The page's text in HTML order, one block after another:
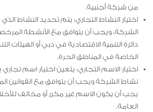
من شركة أجنبية.
اختيار النشاط التجاري: يتم تحديد النشاط
الشركة، ويجب أن يتوافق مع الأنشطة
دائرة التنمية الاقتصادية في دبي أو الهيئات
الخاصة في المناطق الحرة.
اختيار الاسم التجاري: يتعين اختيار اسم
نشاط الشركة ويجب أن يتوافق مع القوانين
يجب أن يكون الاسم غير مكرر أو مخالف
العامة.